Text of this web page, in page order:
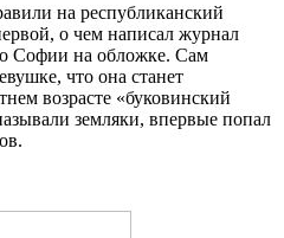
на республиканский
о чем написал журнал
Софии на обложке. Сам
что она станет
возрасте «буковинский
земляки, впервые попал